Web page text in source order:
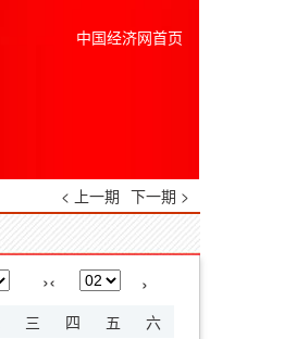
中国经济网首页
< 上一期 下一期 >
›‹ ›
三 四 五 六